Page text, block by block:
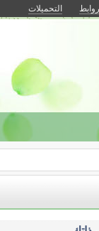
التحميلات